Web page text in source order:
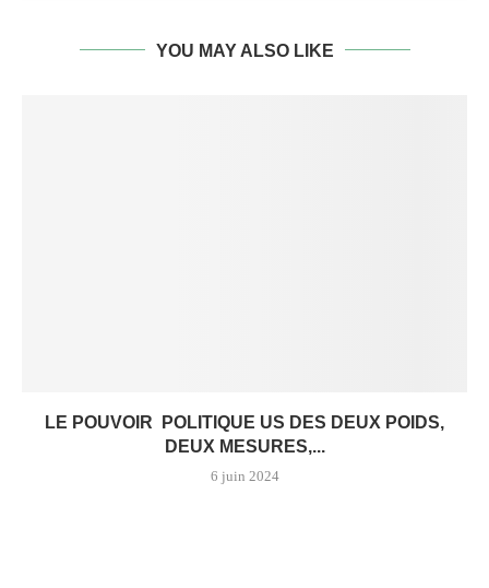
YOU MAY ALSO LIKE
LE POUVOIR POLITIQUE US DES DEUX POIDS,
DEUX MESURES,...
6 juin 2024